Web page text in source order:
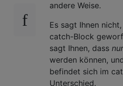
andere Weise.
Es sagt Ihnen
catch-Block
sagt Ihnen, dass
werden können,
befindet sich im
Unterschied.